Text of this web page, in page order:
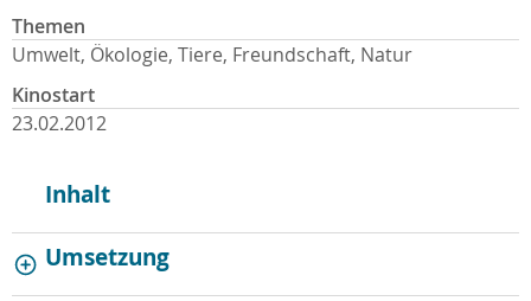
Themen
Umwelt, Ökologie, Tiere, Freundschaft, Natur
Kinostart
23.02.2012
Inhalt
Umsetzung